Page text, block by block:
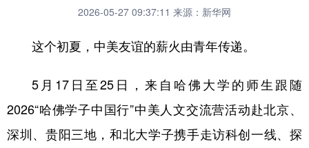
直播
畅游贵州 数字贵州 律动贵州 健康贵州
光影贵州 部门之窗 县区直达 企业速递
融媒联播 贵阳 遵义 安顺
六盘水 毕节 铜仁 黔东南
2026-05-27 09:37:11 来源：新华网
这个初夏，中美友谊的薪火由青年传递。
5月17日至25日，来自哈佛大学的师生跟随
2026“哈佛学子中国行”中美人文交流营活动赴北京、
深圳、贵阳三地，和北大学子携手走访科创一线、探